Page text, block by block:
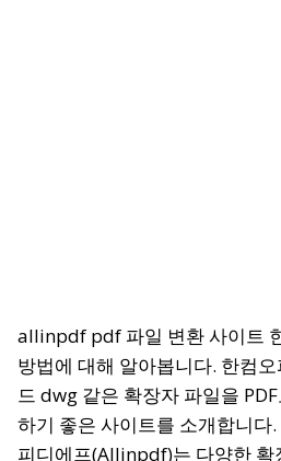
allinpdf pdf 파일 변환 사이트
방법에 대해 알아봅니다. 한컴
드 dwg 같은 확장자 파일을
하기 좋은 사이트를 소개합니다
피디에프(Allinpdf)는 다양한 확